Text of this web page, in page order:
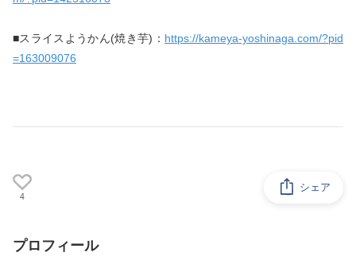
■スライスようかん(焼き芋)： https://kameya-yoshinaga.com/?pid
=163009076
4
シェア
プロフィール